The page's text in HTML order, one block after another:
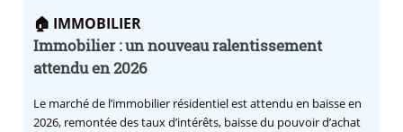
🏠 IMMOBILIER
Immobilier : un nouveau ralentissement
attendu en 2026
Le marché de l’immobilier résidentiel est attendu en baisse en
2026, remontée des taux d’intérêts, baisse du pouvoir d’achat